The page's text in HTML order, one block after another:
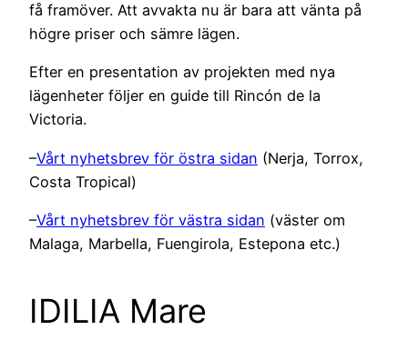
få framöver. Att avvakta nu är bara att vänta på
högre priser och sämre lägen.
Efter en presentation av projekten med nya
lägenheter följer en guide till Rincón de la
Victoria.
–Vårt nyhetsbrev för östra sidan (Nerja, Torrox,
Costa Tropical)
–Vårt nyhetsbrev för västra sidan (väster om
Malaga, Marbella, Fuengirola, Estepona etc.)
IDILIA Mare